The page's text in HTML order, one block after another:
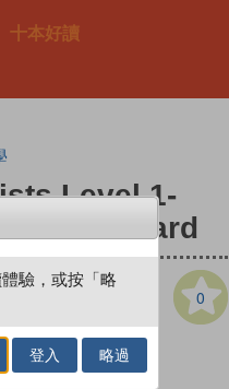
十本好讀
Level 1-
Lizard
0
驗，或按「略
登入 略過